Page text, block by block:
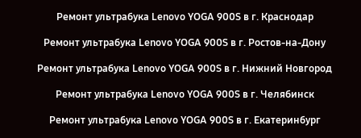
Ремонт ультрабука Lenovo YOGA 900S в г. Краснодар
Ремонт ультрабука Lenovo YOGA 900S в г. Ростов-на-Дону
Ремонт ультрабука Lenovo YOGA 900S в г. Нижний Новгород
Ремонт ультрабука Lenovo YOGA 900S в г. Челябинск
Ремонт ультрабука Lenovo YOGA 900S в г. Екатеринбург